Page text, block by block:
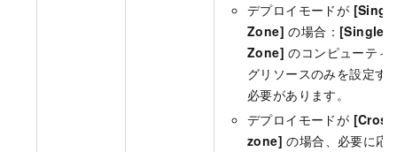
デプロイモードが
Zone] の場合： [Single
Zone] のコンピューティ
グリソースのみを設定す
必要があります。
デプロイモードが
zone] の場合、必要に応